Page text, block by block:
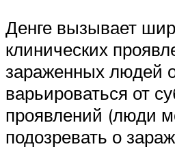
Денге вызывает
клинических
зараженных людей
варьироваться от
проявлений (люди
подозревать о